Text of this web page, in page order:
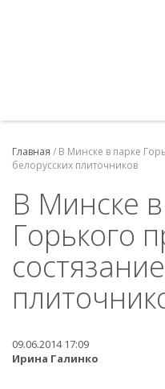
Главная / В Минске в парке
белорусских плиточников
В Минске
Горького
09.06.2014 17:09
Ирина Галинко